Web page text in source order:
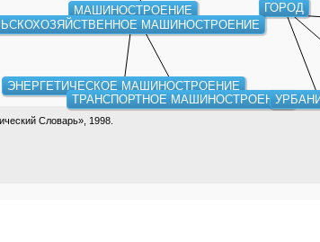
МАШИНОСТРОЕНИЕ ГОРОД
ЭНЕРГЕТИЧЕСКОЕ МАШИНОСТРОЕНИЕ
ТРАНСПОРТНОЕ МАШИНОСТРОЕНИЕ
МАШИНОСТРОЕНИЕ
Словарь», 1998.